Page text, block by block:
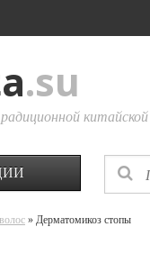
.su
китайской
» Дерматомикоз стопы